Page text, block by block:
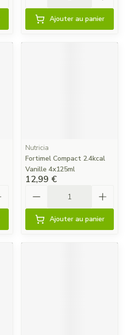
Ajouter au panier
Nutricia
Fortimel Compact 2.4kcal
Vanille 4x125ml
12,99 €
Ajouter au panier